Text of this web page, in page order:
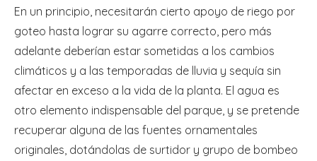
En un principio, necesitarán cierto apoyo de riego por
goteo hasta lograr su agarre correcto, pero más
adelante deberían estar sometidas a los cambios
climáticos y a las temporadas de lluvia y sequía sin
afectar en exceso a la vida de la planta. El agua es
otro elemento indispensable del parque, y se pretende
recuperar alguna de las fuentes ornamentales
originales, dotándolas de surtidor y grupo de bombeo